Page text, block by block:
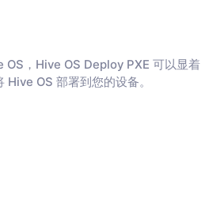
OS，Hive OS Deploy PXE 可以显着
OS 部署到您的设备。